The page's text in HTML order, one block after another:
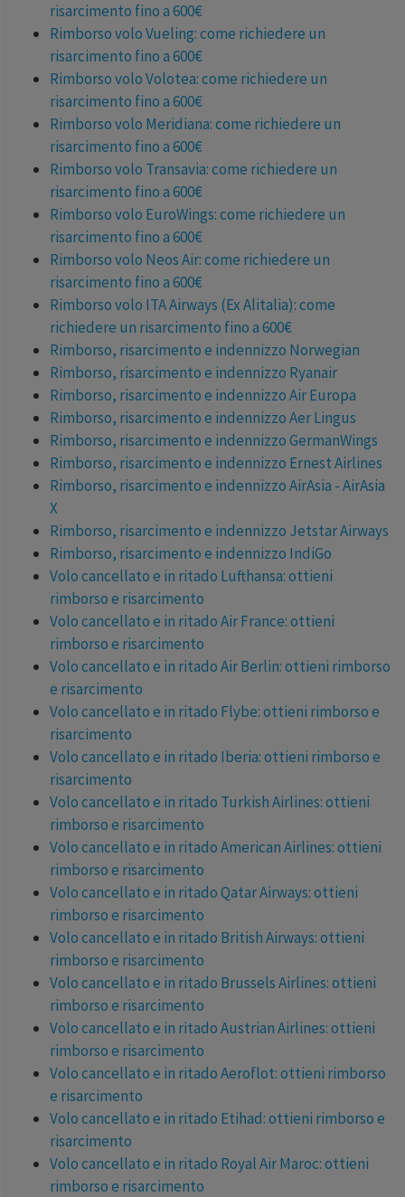
risarcimento fino a 600€
Rimborso volo Vueling: come richiedere un
risarcimento fino a 600€
Rimborso volo Volotea: come richiedere un
risarcimento fino a 600€
Rimborso volo Meridiana: come richiedere un
risarcimento fino a 600€
Rimborso volo Transavia: come richiedere un
risarcimento fino a 600€
Rimborso volo EuroWings: come richiedere un
risarcimento fino a 600€
Rimborso volo Neos Air: come richiedere un
risarcimento fino a 600€
Rimborso volo ITA Airways (Ex Alitalia): come
richiedere un risarcimento fino a 600€
Rimborso, risarcimento e indennizzo Norwegian
Rimborso, risarcimento e indennizzo Ryanair
Rimborso, risarcimento e indennizzo Air Europa
Rimborso, risarcimento e indennizzo Aer Lingus
Rimborso, risarcimento e indennizzo GermanWings
Rimborso, risarcimento e indennizzo Ernest Airlines
Rimborso, risarcimento e indennizzo AirAsia - AirAsia
X
Rimborso, risarcimento e indennizzo Jetstar Airways
Rimborso, risarcimento e indennizzo IndiGo
Volo cancellato e in ritado Lufthansa: ottieni
rimborso e risarcimento
Volo cancellato e in ritado Air France: ottieni
rimborso e risarcimento
Volo cancellato e in ritado Air Berlin: ottieni rimborso
e risarcimento
Volo cancellato e in ritado Flybe: ottieni rimborso e
risarcimento
Volo cancellato e in ritado Iberia: ottieni rimborso e
risarcimento
Volo cancellato e in ritado Turkish Airlines: ottieni
rimborso e risarcimento
Volo cancellato e in ritado American Airlines: ottieni
rimborso e risarcimento
Volo cancellato e in ritado Qatar Airways: ottieni
rimborso e risarcimento
Volo cancellato e in ritado British Airways: ottieni
rimborso e risarcimento
Volo cancellato e in ritado Brussels Airlines: ottieni
rimborso e risarcimento
Volo cancellato e in ritado Austrian Airlines: ottieni
rimborso e risarcimento
Volo cancellato e in ritado Aeroflot: ottieni rimborso
e risarcimento
Volo cancellato e in ritado Etihad: ottieni rimborso e
risarcimento
Volo cancellato e in ritado Royal Air Maroc: ottieni
rimborso e risarcimento